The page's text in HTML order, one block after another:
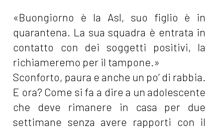
«Buongiorno è la Asl, suo figlio è in
quarantena. La sua squadra è entrata in
contatto con dei soggetti positivi, la
richiameremo per il tampone.»
Sconforto, paura e anche un po’ di rabbia.
E ora? Come si fa a dire a un adolescente
che deve rimanere in casa per due
settimane senza avere rapporti con il